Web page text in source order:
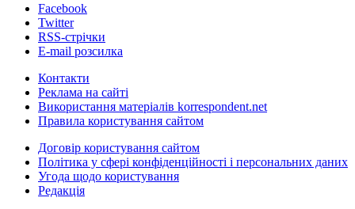
Facebook
Twitter
RSS-стрічки
E-mail розсилка
Контакти
Реклама на сайті
Використання матеріалів korrespondent.net
Правила користування сайтом
Договір користування сайтом
Політика у сфері конфіденційності і персональних даних
Угода щодо користування
Редакція